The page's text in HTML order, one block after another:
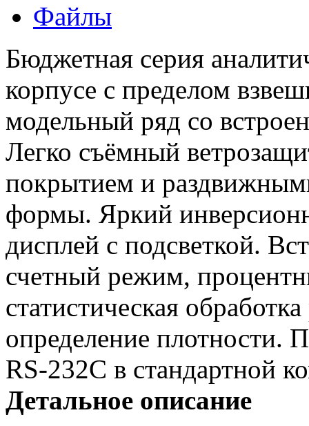
Файлы
Бюджетная серия
корпусе с пределом
модельный ряд со
Легко съёмный
покрытием и
формы. Яркий
дисплей с подсветкой.
счетный режим,
статистическая
определение плотности.
RS-232C в стандартной
Детальное описание